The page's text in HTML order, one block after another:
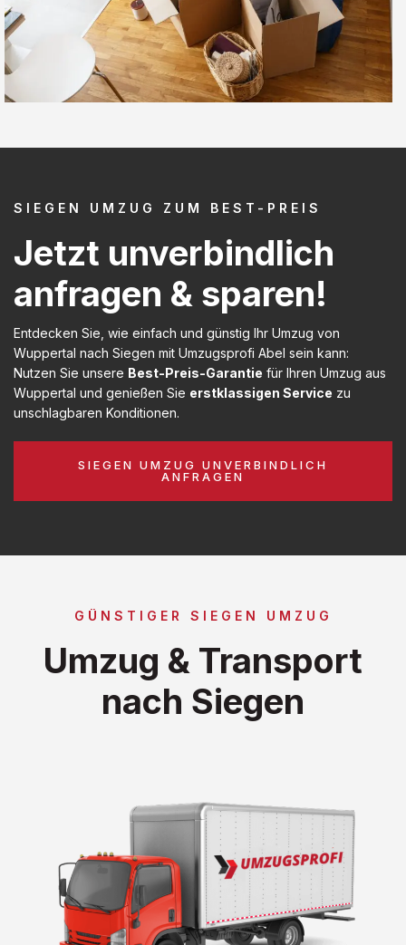
SIEGEN UMZUG ZUM BEST-PREIS
Jetzt unverbindlich
anfragen & sparen!
Entdecken Sie, wie einfach und günstig Ihr Umzug von
Wuppertal nach Siegen mit Umzugsprofi Abel sein kann:
Nutzen Sie unsere Best-Preis-Garantie für Ihren Umzug aus
Wuppertal und genießen Sie erstklassigen Service zu
unschlagbaren Konditionen.
SIEGEN UMZUG UNVERBINDLICH
ANFRAGEN
GÜNSTIGER SIEGEN UMZUG
Umzug & Transport
nach Siegen